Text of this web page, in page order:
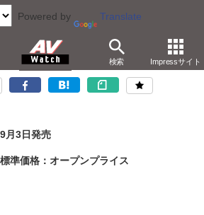
Powered by Translate
検索 Impressサイト
を1GB SDカード付属で再発売
。内蔵メモリ省略で実売19,800円
9月3日発売
標準価格：オープンプライス